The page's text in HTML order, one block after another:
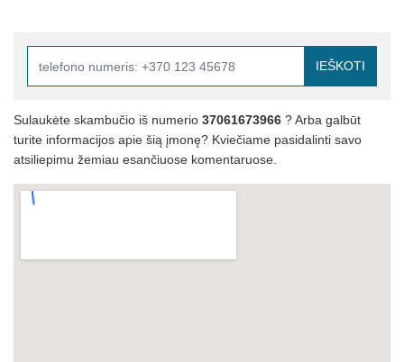
IEŠKOTI
Sulaukėte skambučio iš numerio 37061673966 ? Arba galbūt
turite informacijos apie šią įmonę? Kviečiame pasidalinti savo
atsiliepimu žemiau esančiuose komentaruose.